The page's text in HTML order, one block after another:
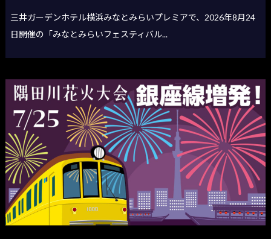
三井ガーデンホテル横浜みなとみらいプレミアで、2026年8月24
日開催の「みなとみらいフェスティバル...